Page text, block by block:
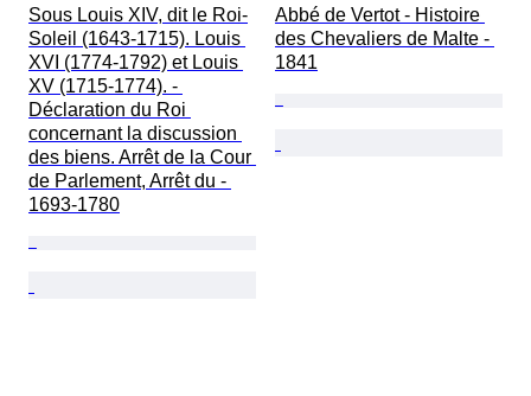
Sous Louis XIV, dit le Roi-
Soleil (1643-1715). Louis
XVI (1774-1792) et Louis
XV (1715-1774). -
Déclaration du Roi
concernant la discussion
des biens. Arrêt de la Cour
de Parlement, Arrêt du -
1693-1780
Abbé de Vertot - Histoire
des Chevaliers de Malte -
1841